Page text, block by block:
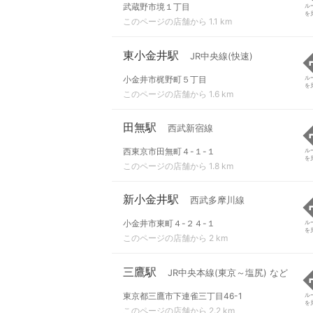
武蔵野市境１丁目
このページの店舗から 1.1 km
ル
を
東小金井駅 JR中央線(快速)
小金井市梶野町５丁目
このページの店舗から 1.6 km
ル
を
田無駅 西武新宿線
西東京市田無町４-１-１
このページの店舗から 1.8 km
ル
を
新小金井駅 西武多摩川線
小金井市東町４-２４-１
このページの店舗から 2 km
ル
を
三鷹駅 JR中央本線(東京～塩尻) など
東京都三鷹市下連雀三丁目46-1
このページの店舗から 2.2 km
ル
を